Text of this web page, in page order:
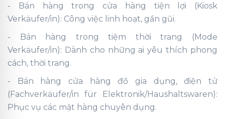
- Bán hàng trong cửa hàng tiện lợi (Kiosk
Verkäufer/in): Công việc linh hoạt, gần gũi.
- Bán hàng trong tiệm thời trang (Mode
Verkäufer/in): Dành cho những ai yêu thích phong
cách, thời trang.
- Bán hàng cửa hàng đồ gia dụng, điện tử
(Fachverkäufer/in für Elektronik/Haushaltswaren):
Phục vụ các mặt hàng chuyên dụng.